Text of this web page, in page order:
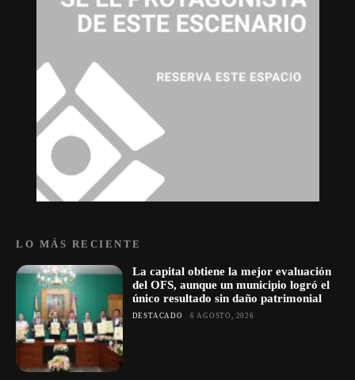
LO MÁS RECIENTE
La capital obtiene la mejor evaluación
del OFS, aunque un municipio logró el
único resultado sin daño patrimonial
DESTACADO 6 AGOSTO, 2026